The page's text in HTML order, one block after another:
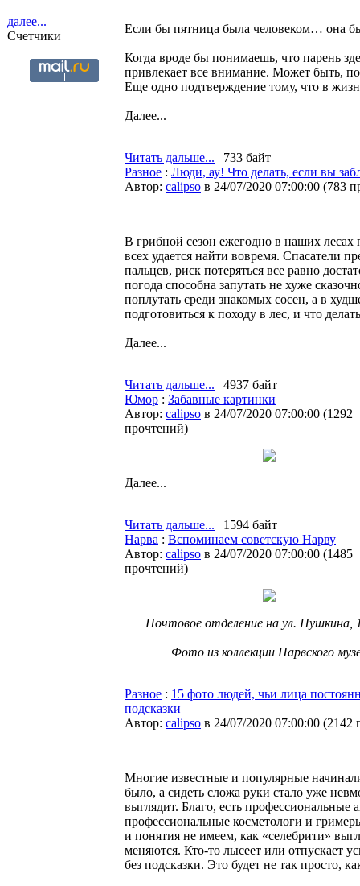
далее...
Счетчики
Если бы пятница была человеком… она
Когда вроде бы понимаешь, что парень
привлекает все внимание. Может быть,
Еще одно подтверждение тому, что в
Далее...
Читать дальше... | 733 байт
Разное : Люди, ау! Что делать, если вы
Автор: calipso в 24/07/2020 07:00:00 (783
В грибной сезон ежегодно в наших лесах
всех удается найти вовремя. Спасатели
пальцев, риск потеряться все равно
погода способна запутать не хуже
поплутать среди знакомых сосен, а в
подготовиться к походу в лес, и что
Далее...
Читать дальше... | 4937 байт
Юмор : Забавные картинки
Автор: calipso в 24/07/2020 07:00:00 (1292
прочтений)
Далее...
Читать дальше... | 1594 байт
Нарва : Вспоминаем советскую Нарву
Автор: calipso в 24/07/2020 07:00:00 (1485
прочтений)
Почтовое отделение на ул. Пушкина,
Фото из коллекции Нарвского
Разное : 15 фото людей, чьи лица
подсказки
Автор: calipso в 24/07/2020 07:00:00 (2142
Многие известные и популярные
было, а сидеть сложа руки стало уже
выглядит. Благо, есть
профессиональные косметологи и
и понятия не имеем, как «селебрити»
меняются. Кто-то лысеет или отпускает
без подсказки. Это будет не так просто,